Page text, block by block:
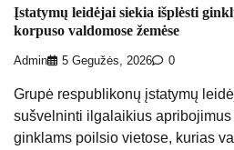
Įstatymų leidėjai siekia išplėsti
korpuso valdomose žemėse
Admin 5 Gegužės, 2026 0
Grupė respublikonų įstatymų
sušvelninti ilgalaikius
ginklams poilsio vietose, kurias